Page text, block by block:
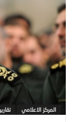
المركز الاعلامي تقارير